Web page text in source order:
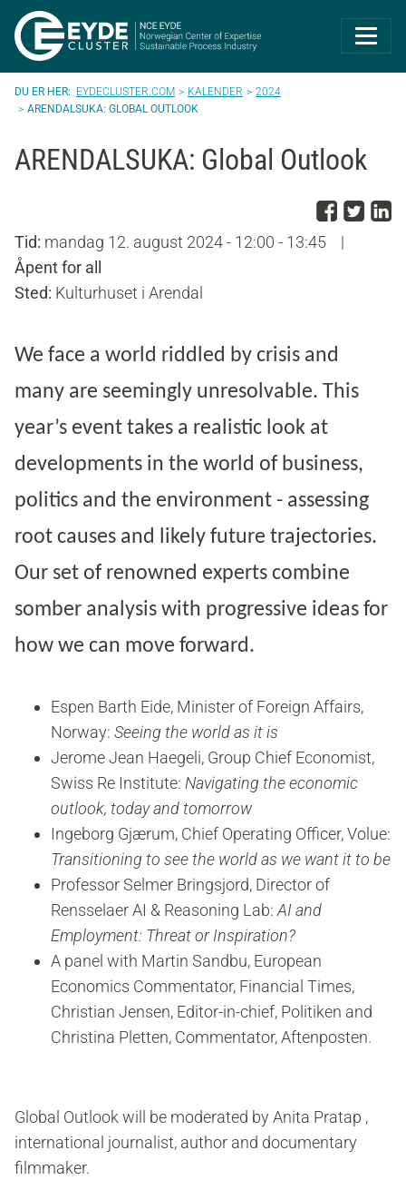
Eyde-Cluster |
EYDECLUSTER.COM KALENDER
2024
ARENDALSUKA: GLOBAL OUTLOOK
ARENDALSUKA: Global Outlook
DelDel
Tid: mandag 12. august 2024 - 12:00 - 13:45
|
Åpent for all
Sted: Kulturhuset i Arendal
We face a world riddled by crisis and
many are seemingly unresolvable. This
year’s event takes a realistic look at
developments in the world of business,
politics and the environment - assessing
root causes and likely future trajectories.
Our set of renowned experts combine
somber analysis with progressive ideas for
how we can move forward.
Espen Barth Eide, Minister of Foreign Affairs,
Norway: Seeing the world as it is
Jerome Jean Haegeli, Group Chief Economist,
Swiss Re Institute: Navigating the economic
outlook, today and tomorrow
Ingeborg Gjærum, Chief Operating Officer, Volue:
Transitioning to see the world as we want it to be
Professor Selmer Bringsjord, Director of
Rensselaer AI & Reasoning Lab: AI and
Employment: Threat or Inspiration?
A panel with Martin Sandbu, European
Economics Commentator, Financial Times,
Christian Jensen, Editor-in-chief, Politiken and
Christina Pletten, Commentator, Aftenposten.
Global Outlook will be moderated by Anita Pratap ,
international journalist, author and documentary
filmmaker.